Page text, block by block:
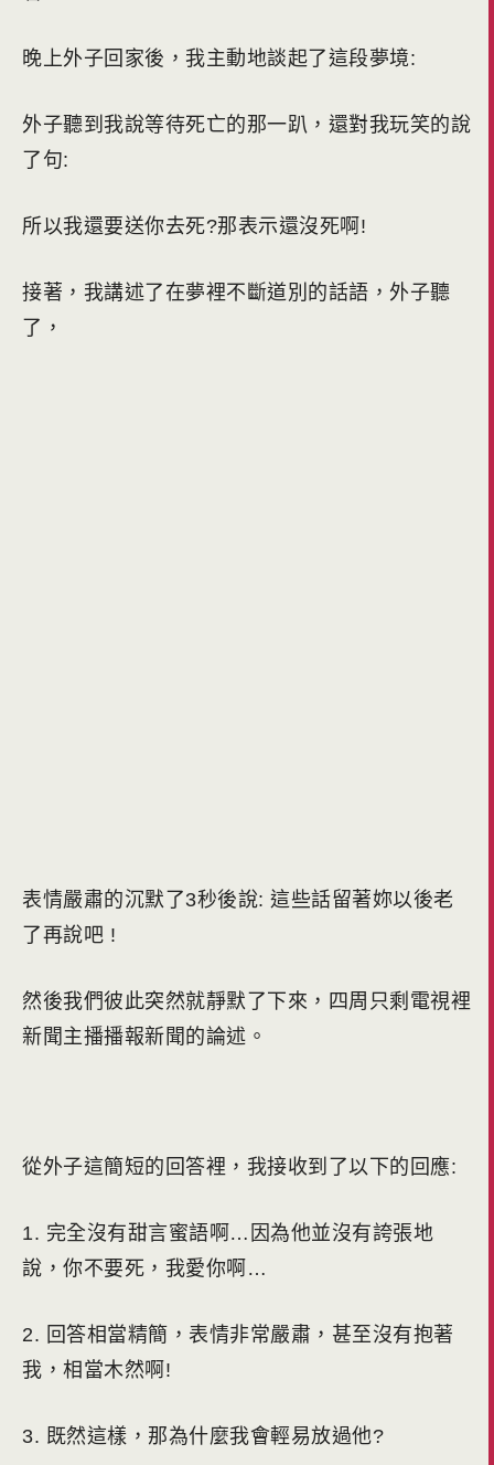
晚上外子回家後，我主動地談起了這段夢境:
外子聽到我說等待死亡的那一趴，還對我玩笑的說
了句:
所以我還要送你去死?那表示還沒死啊!
接著，我講述了在夢裡不斷道別的話語，外子聽
了，
表情嚴肅的沉默了3秒後說: 這些話留著妳以後老
了再說吧 !
然後我們彼此突然就靜默了下來，四周只剩電視裡
新聞主播播報新聞的論述。
從外子這簡短的回答裡，我接收到了以下的回應:
1. 完全沒有甜言蜜語啊…因為他並沒有誇張地
說，你不要死，我愛你啊…
2. 回答相當精簡，表情非常嚴肅，甚至沒有抱著
我，相當木然啊!
3. 既然這樣，那為什麼我會輕易放過他?